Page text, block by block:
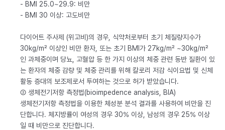
- BMI 25.0~29.9: 비만
- BMI 30 이상: 고도비만
다이어트 주사제 (위고비)의 경우, 식약처로부터 초기 체질량지수가
30kg/m² 이상인 비만 환자, 또는 초기 BMI가 27kg/m² ~30kg/m²
인 과체중이며 당뇨, 고혈압 등 한 가지 이상의 체중 관련 동반 질환이 있
는 환자의 체중 감량 및 체중 관리를 위해 칼로리 저감 식이요법 및 신체
활동 증대의 보조제로서 투여하는 것으로 허가 받았습니다.
② 생체전기저항 측정법(bioimpedence analysis, BIA)
생체전기저항 측정법을 이용한 체성분 분석 결과를 사용하여 비만을 진
단합니다. 체지방률이 여성의 경우 30% 이상, 남성의 경우 25% 이상
일 때 비만으로 진단합니다.